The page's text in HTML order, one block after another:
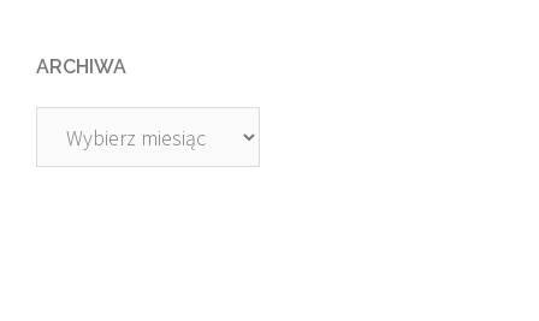
ARCHIWA
Archiwa